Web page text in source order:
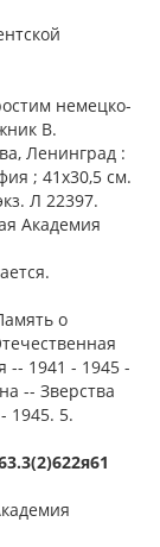
немецко-
В.
Ленинград :
; 41х30,5 см.
Л 22397.
Академия
о
-- 1941 - 1945 -
-- Зверства
1945. 5.